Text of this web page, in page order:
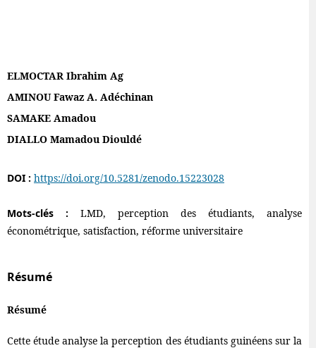
ELMOCTAR Ibrahim Ag
AMINOU Fawaz A. Adéchinan
SAMAKE Amadou
DIALLO Mamadou Diouldé
DOI : https://doi.org/10.5281/zenodo.15223028
Mots-clés : LMD, perception des étudiants, analyse
économétrique, satisfaction, réforme universitaire
Résumé
Résumé
Cette étude analyse la perception des étudiants guinéens sur la